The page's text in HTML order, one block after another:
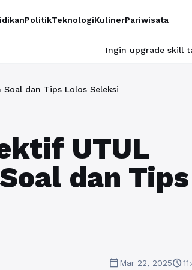
PolitikTeknologiKulinerPariwisata
Ingin upgrade skill tanpa ribet?
dan Tips Lolos Seleksi
UTUL
dan Tips
calendar_todayMar 22, 2025schedule